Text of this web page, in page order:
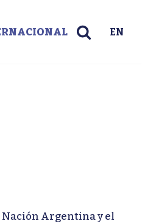
EN
Nación Argentina y el